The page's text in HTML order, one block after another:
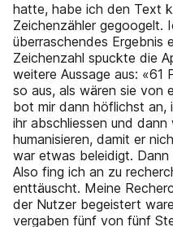
hatte, habe ich den Text
Zeichenzähler gegoogelt.
überraschendes Ergebnis
Zeichenzahl spuckte die
weitere Aussage aus: «61
so aus, als wären sie von
bot mir dann höflichst an,
ihr abschliessen und
humanisieren, damit er
war etwas beleidigt.
Also fing ich an zu
enttäuscht. Meine
der Nutzer begeistert
vergaben fünf von fünf